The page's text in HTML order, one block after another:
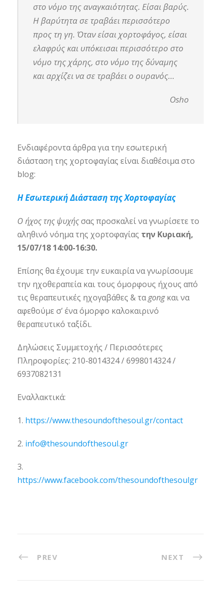
στο νόμο της αναγκαιότητας. Είσαι βαρύς.
Η βαρύτητα σε τραβάει περισσότερο
προς τη γη. Όταν είσαι χορτοφάγος, είσαι
ελαφρύς και υπόκεισαι περισσότερο στο
νόμο της χάρης, στο νόμο της δύναμης
και αρχίζει να σε τραβάει ο ουρανός…
Osho
Ενδιαφέροντα άρθρα για την εσωτερική
διάσταση της χορτοφαγίας είναι διαθέσιμα στο
blog:
Η Εσωτερική Διάσταση της Χορτοφαγίας
Ο ήχος της ψυχήςσας προσκαλεί να γνωρίσετε το
αληθινό νόημα της χορτοφαγίας την Κυριακή,
15/07/18 14:00-16:30.
Επίσης θα έχουμε την ευκαιρία να γνωρίσουμε
την ηχοθεραπεία και τους όμορφους ήχους από
τις θεραπευτικές ηχογαβάθες & ταgongκαι να
αφεθούμε σ’ ένα όμορφο καλοκαιρινό
θεραπευτικό ταξίδι.
Δηλώσεις Συμμετοχής / Περισσότερες
Πληροφορίες: 210-8014324 / 6998014324 /
6937082131
Εναλλακτικά:
1. https://www.thesoundofthesoul.gr/contact
2. info@thesoundofthesoul.gr
3.
https://www.facebook.com/thesoundofthesoulgr
PREV NEXT